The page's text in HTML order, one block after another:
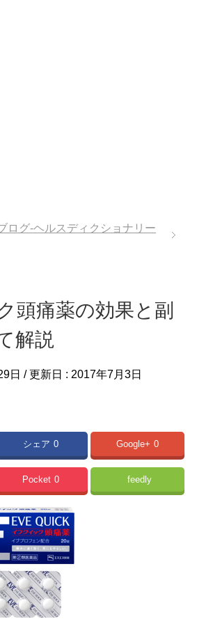
ログ-ヘルスディクショナリー
頭痛薬の効果と副
解説
日 / 更新日 : 2017年7月3日
シェア 0 Google+ 0
Pocket 0 feedly